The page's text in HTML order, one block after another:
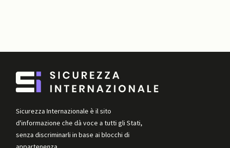
Sicurezza Internazionale è il sito
d'informazione che dà voce a tutti gli Stati,
senza discriminarli in base ai blocchi di